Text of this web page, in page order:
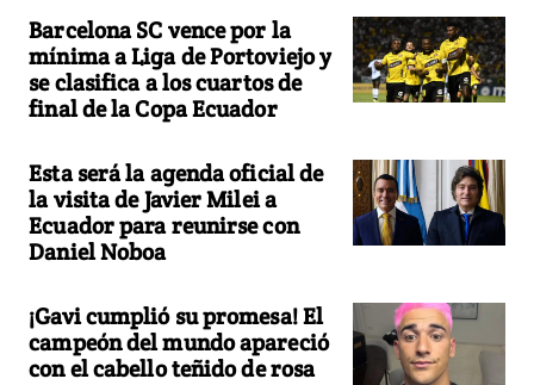
Barcelona SC vence por la
mínima a Liga de Portoviejo y
se clasifica a los cuartos de
final de la Copa Ecuador
Esta será la agenda oficial de
la visita de Javier Milei a
Ecuador para reunirse con
Daniel Noboa
¡Gavi cumplió su promesa! El
campeón del mundo apareció
con el cabello teñido de rosa